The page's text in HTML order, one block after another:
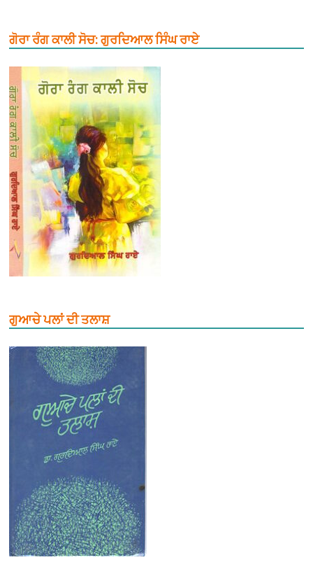
ਗੋਰਾ ਰੰਗ ਕਾਲੀ ਸੋਚ: ਗੁਰਦਿਆਲ ਸਿੰਘ ਰਾਏ
ਗੁਆਚੇ ਪਲਾਂ ਦੀ ਤਲਾਸ਼